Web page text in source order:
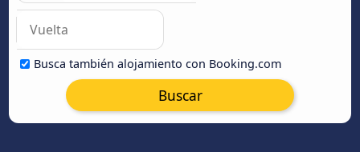
Busca también alojamiento con Booking.com
Buscar